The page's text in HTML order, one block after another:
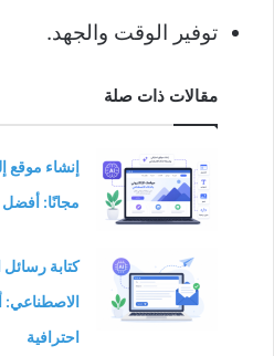
توفير الوقت والجهد.
مقالات ذات صلة
إنشاء موقع
مجانًا: أفضل
كتابة رسائل
الاصطناعي:
احترافية